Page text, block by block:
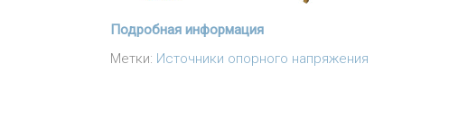
Подробная информация
Метки: Источники опорного напряжения